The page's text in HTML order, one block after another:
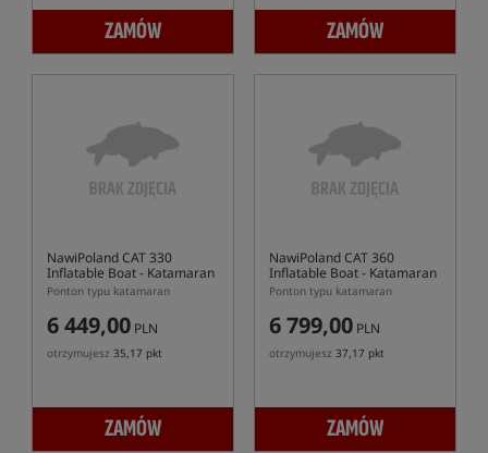
ZAMÓW ZAMÓW
NawiPoland CAT 330
Inflatable Boat- Katamaran
Ponton typu katamaran
6 449,00 PLN
otrzymujesz 35,17 pkt
ZAMÓW
NawiPoland CAT 360
Inflatable Boat- Katamaran
Ponton typu katamaran
6 799,00 PLN
otrzymujesz 37,17 pkt
ZAMÓW